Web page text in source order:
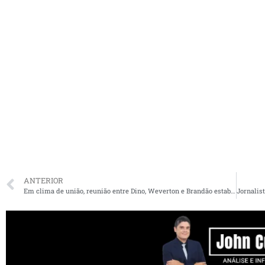
ANTERIOR
Em clima de união, reunião entre Dino, Weverton e Brandão estabelece etapas para escolha do sucessor